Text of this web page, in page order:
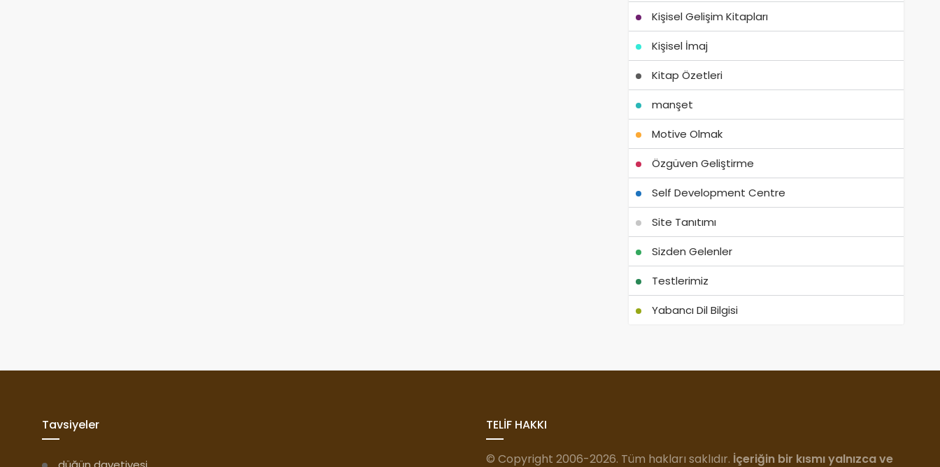
Kişisel Gelişim Kitapları
Kişisel İmaj
Kitap Özetleri
manşet
Motive Olmak
Özgüven Geliştirme
Self Development Centre
Site Tanıtımı
Sizden Gelenler
Testlerimiz
Yabancı Dil Bilgisi
Tavsiyeler TELİF HAKKI
© Copyright 2006-2026. Tüm hakları saklıdır. İçeriğin bir kısmı yalnızca ve